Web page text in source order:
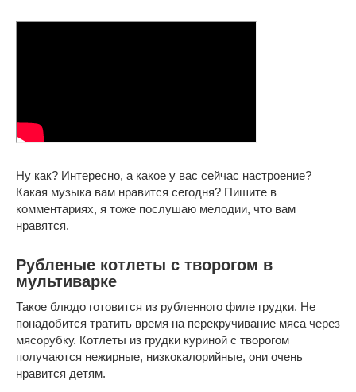
Ну как? Интересно, а какое у вас сейчас настроение?
Какая музыка вам нравится сегодня? Пишите в
комментариях, я тоже послушаю мелодии, что вам
нравятся.
Рубленые котлеты с творогом в
мультиварке
Такое блюдо готовится из рубленного филе грудки. Не
понадобится тратить время на перекручивание мяса через
мясорубку. Котлеты из грудки куриной с творогом
получаются нежирные, низкокалорийные, они очень
нравится детям.